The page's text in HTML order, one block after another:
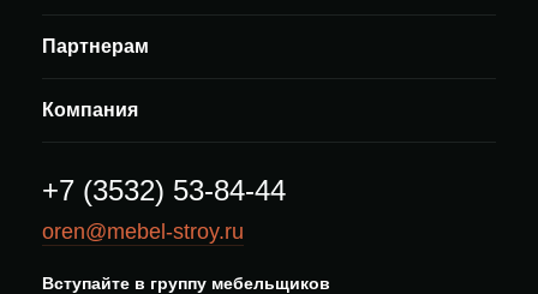
Партнерам
Компания
+7 (3532) 53-84-44
oren@mebel-stroy.ru
Вступайте в группу мебельщиков